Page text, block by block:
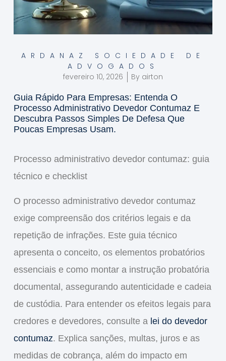
ARDANAZ SOCIEDADE DE
ADVOGADOS
fevereiro 10, 2026
By airton
Guia Rápido Para Empresas: Entenda O
Processo Administrativo Devedor Contumaz E
Descubra Passos Simples De Defesa Que
Poucas Empresas Usam.
Processo administrativo devedor contumaz: guia
técnico e checklist
O processo administrativo devedor contumaz
exige compreensão dos critérios legais e da
repetição de infrações. Este guia técnico
apresenta o conceito, os elementos probatórios
essenciais e como montar a instrução probatória
documental, assegurando autenticidade e cadeia
de custódia. Para entender os efeitos legais para
credores e devedores, consulte a lei do devedor
contumaz. Explica sanções, multas, juros e as
medidas de cobrança, além do impacto em